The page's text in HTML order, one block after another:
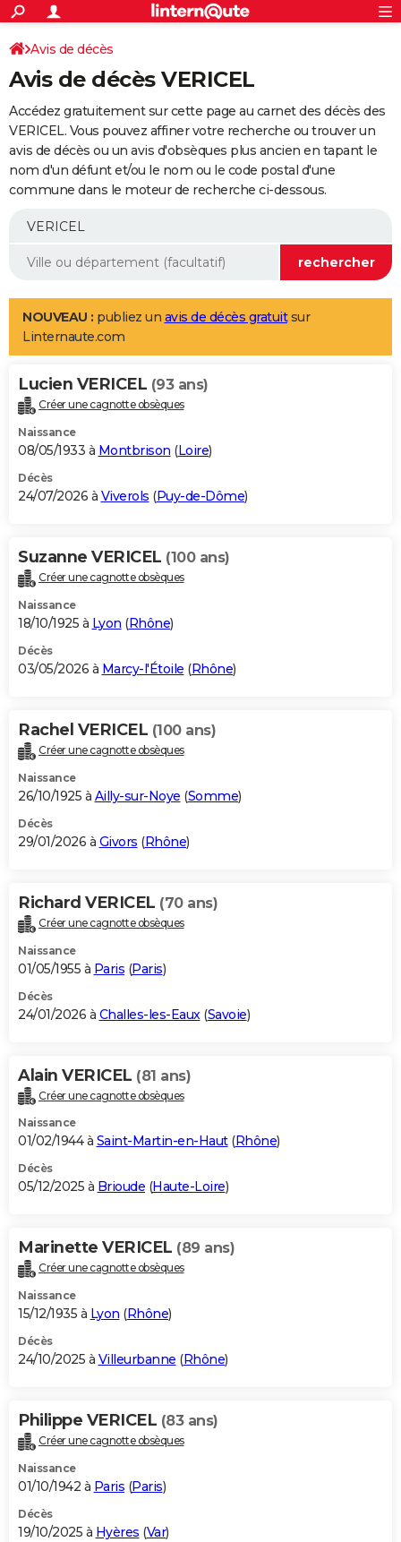
ACTUALITÉS
Politique
Société
Faits Divers
Education
Monde
Villes
+
SPORT
Coupe du monde 2026
Football
Tennis
Cyclisme
Rugby
Forum
Programme TV
TNT
Streaming
Cinéma
Sorties cinéma
Musique
+
FINANCE
Retraite
Epargne
Immobilier
Risques naturels par ville
Banque
Assurance
AUTO
Essais
Réserver un essai
Citadines
Berlines
SUV
Forum auto
+
Mobiles
Meilleur smartphone
Internet
Ordinateurs
Jeux vidéo
Guide high-tech
Aménagement intérieur
LIFESTYLE
Art de vivre
Bien-être
Loisirs
Mode
Modes de vie
Alimentation
Guide de la santé
Maladies
Médicaments
Sommeil
VOYAGE
Destinations
City break
Voyage nature
Voyage de noces
Forum
Climat
+PHOTO
GUIDES D'ACHAT
BONS PLANS
Carte de Noël
Carte Bonne année
Carte Saint-Valentin
Carte Pâques
Carte d'anniversaire
DICTIONNAIRE
Dictionnaire
Biographies
Citations
Expressions
Proverbes
PROGRAMME TV
S'inscrire
Se connecter
Lycées
Collèges
Primaires
Universités
Entreprises
Service militaire
Avis de recherche
AVIS DE DÉCÈS
Bricolage
Lifestyle
Culture
Sport
Auto
Television
Voyage
Cinema
Avis de décès
Avis de décès VERICEL
Accédez gratuitement sur cette page au carnet des décès des
VERICEL. Vous pouvez affiner votre recherche ou trouver un
avis de décès ou un avis d'obsèques plus ancien en tapant le
nom d'un défunt et/ou le nom ou le code postal d'une
commune dans le moteur de recherche ci-dessous.
NOUVEAU : publiez un avis de décès gratuitsur
Linternaute.com
Lucien VERICEL (93 ans)
Créer une cagnotte obsèques
Naissance
08/05/1933 à Montbrison (Loire)
Décès
24/07/2026 à Viverols (Puy-de-Dôme)
Suzanne VERICEL (100 ans)
Créer une cagnotte obsèques
Naissance
18/10/1925 à Lyon (Rhône)
Décès
03/05/2026 à Marcy-l'Étoile (Rhône)
Rachel VERICEL (100 ans)
Créer une cagnotte obsèques
Naissance
26/10/1925 à Ailly-sur-Noye (Somme)
Décès
29/01/2026 à Givors (Rhône)
Richard VERICEL (70 ans)
Créer une cagnotte obsèques
Naissance
01/05/1955 à Paris (Paris)
Décès
24/01/2026 à Challes-les-Eaux (Savoie)
Alain VERICEL (81 ans)
Créer une cagnotte obsèques
Naissance
01/02/1944 à Saint-Martin-en-Haut(Rhône)
Décès
05/12/2025 à Brioude (Haute-Loire)
Marinette VERICEL (89 ans)
Créer une cagnotte obsèques
Naissance
15/12/1935 à Lyon (Rhône)
Décès
24/10/2025 à Villeurbanne (Rhône)
Philippe VERICEL (83 ans)
Créer une cagnotte obsèques
Naissance
01/10/1942 à Paris (Paris)
Décès
19/10/2025 à Hyères (Var)